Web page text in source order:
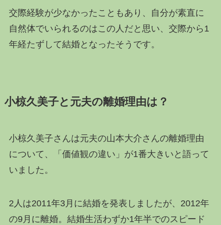
交際経験が少なかったこともあり、自分が素直に
自然体でいられるのはこの人だと思い、交際から1
年経たずして結婚となったそうです。
小椋久美子と元夫の離婚理由は？
小椋久美子さんは元夫の山本大介さんの離婚理由
について、「価値観の違い」が1番大きいと語って
いました。
2人は2011年3月に結婚を発表しましたが、2012年
の9月に離婚。結婚生活わずか1年半でのスピード